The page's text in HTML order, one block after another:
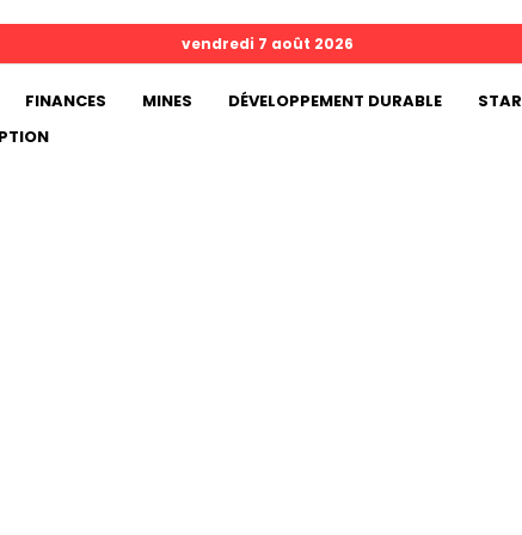
vendredi 7 août 2026
FINANCES MINES DÉVELOPPEMENT DURABLE